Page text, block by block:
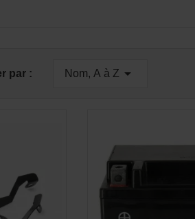
par : Nom, A à Z 